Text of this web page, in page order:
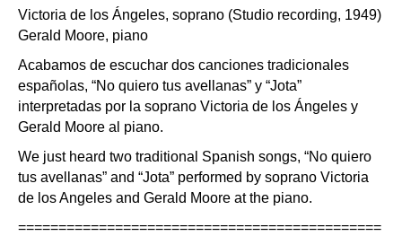
Victoria de los Ángeles, soprano (Studio recording, 1949)
Gerald Moore, piano
Acabamos de escuchar dos canciones tradicionales
españolas, “No quiero tus avellanas” y “Jota”
interpretadas por la soprano Victoria de los Ángeles y
Gerald Moore al piano.
We just heard two traditional Spanish songs, “No quiero
tus avellanas” and “Jota” performed by soprano Victoria
de los Angeles and Gerald Moore at the piano.
=============================================